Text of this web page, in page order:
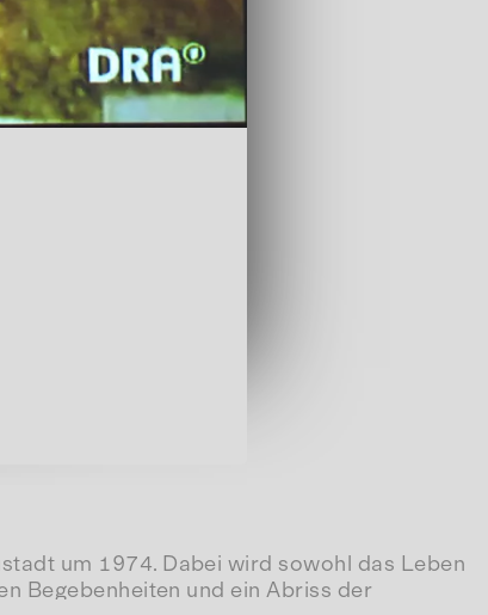
um 1974. Dabei wird sowohl das Leben
Begebenheiten und ein Abriss der